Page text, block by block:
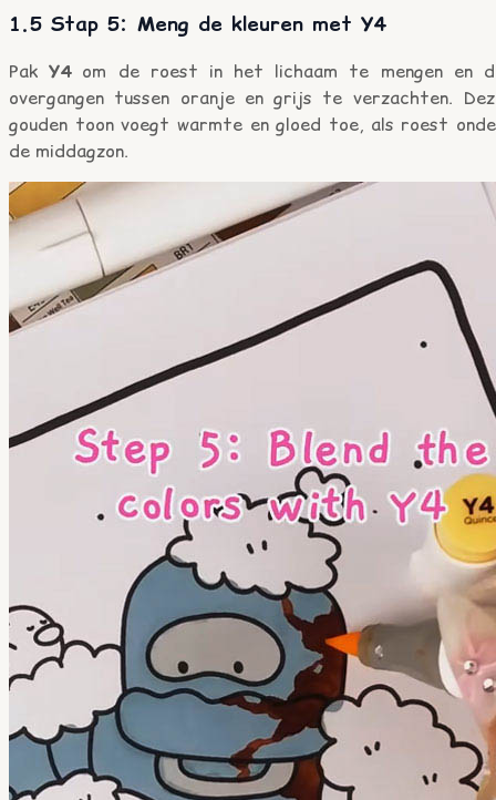
1.5 Stap 5: Meng de kleuren met Y4
PakY4om de roest in het lichaam te mengen en
overgangen tussen oranje en grijs te verzachten.
gouden toon voegt warmte en gloed toe, als roest
de middagzon.